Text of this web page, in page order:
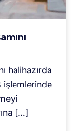
halihazırda
işlemlerinde
[…]